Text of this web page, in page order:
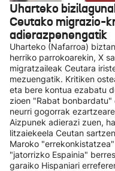
Uharteko
Ceutako migrazio-
adierazpenengatik
Uharteko (Nafarroa)
herriko parrokoarekin, X
migratzaileak Ceutara
mezuengatik. Kritiken
eta bere kontua ezabatu
zioen "Rabat
neurri gogorrak
Aizpunek adierazi zuen,
litzaiekeela Ceutan
Maroko
"jatorrizko Espainia"
garaiko Hispaniari